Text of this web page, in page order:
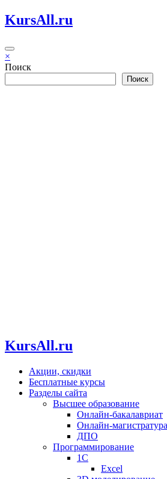
Перейти
к
KursAll.ru
×
Поиск
Поиск
KursAll.ru
Акции, скидки
Бесплатные курсы
Разделы сайта
Высшее образование
Онлайн-бакалавриат
Онлайн-магистратура
ДПО
Программирование
1С
Excel